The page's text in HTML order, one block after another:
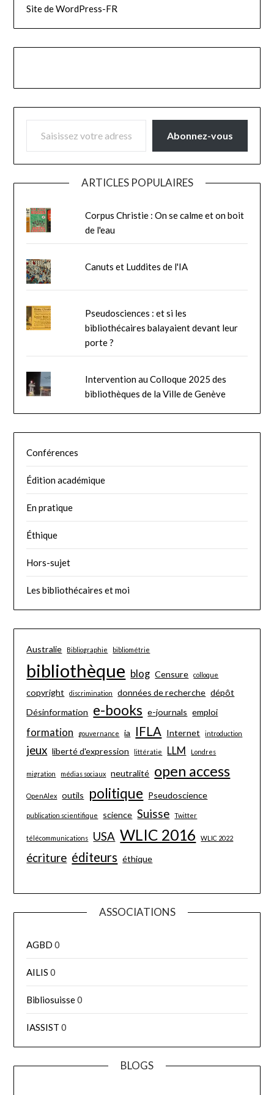
Site de WordPress-FR
SAISISSEZ VOTRE ADRESSE E-MAIL…
Abonnez-vous
ARTICLES POPULAIRES
Corpus Christie : On se calme et on boit
de l'eau
Canuts et Luddites de l'IA
Pseudosciences : et si les
bibliothécaires balayaient devant leur
porte ?
Intervention au Colloque 2025 des
bibliothèques de la Ville de Genève
Conférences
Édition académique
En pratique
Éthique
Hors-sujet
Les bibliothécaires et moi
Australie Bibliographie bibliométrie
bibliothèque blog Censure colloque
copyright discrimination données de recherche dépôt
Désinformation e-books e-journals emploi
formation gouvernance ia IFLA Internet introduction
jeux liberté d'expression littératie LLM Londres
migration médias sociaux neutralité open access
OpenAlex outils politique Pseudoscience
publication scientifique science Suisse Twitter
télécommunications USA WLIC 2016 WLIC 2022
écriture éditeurs éthique
ASSOCIATIONS
AGBD 0
AILIS 0
Bibliosuisse0
IASSIST 0
BLOGS